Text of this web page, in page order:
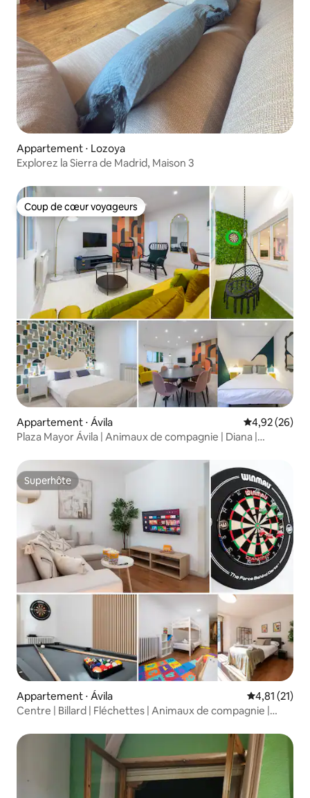
Appartement ⋅ Lozoya
Explorez la Sierra de Madrid, Maison 3
Coup de cœur voyageurs
Coup de cœur voyageurs
Appartement ⋅ Ávila‎ Évaluation
4,92 (26)
Plaza Mayor Ávila | Animaux de compagnie | Diana |
Superhôte
Superhôte
Appartement ⋅ Ávila‎ Évaluation
4,81 (21)
Centre | Billard | Fléchettes | Animaux de compagnie |